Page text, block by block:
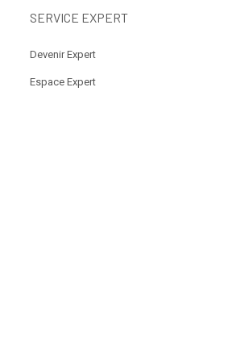
SERVICE EXPERT
Devenir Expert
Espace Expert